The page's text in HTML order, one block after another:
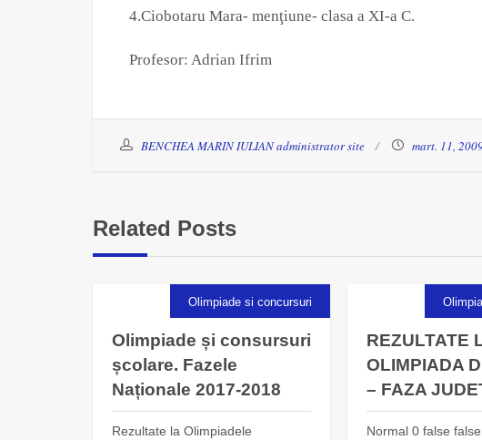
4.Ciobotaru Mara- menţiune- clasa a XI-a C.
Profesor: Adrian Ifrim
BENCHEA MARIN IULIAN administrator site mart. 11,
Related Posts
Olimpiade si concursuri
Olimpiade și consursuri
școlare. Fazele
Naționale 2017-2018
Rezultate la Olimpiadele
REZULTATE
OLIMPIADA
– FAZA
Normal 0 false